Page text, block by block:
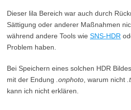
Dieser lila Bereich war auch durch
Sättigung oder anderer Maßnahmen
während andere Tools wie SNS-HDR
Problem haben.
Bei Speichern eines solchen HDR
mit der Endung .onphoto , warum nicht
kann ich nicht erklären.